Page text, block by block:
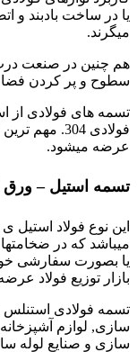
یا در ساخت بادبند و
میگرند.
هم چنین در صنعت
سطوح و پر کردن
فولادی
عرضه میشود.
تسمه استیل – ورق
این نوع فولاد
میباشد که در
یا بصورت سفارشی
بازار توزیع فولاد
تسمه فولادی استنلس
سازی, لوازم
سازی و صنایع لوله